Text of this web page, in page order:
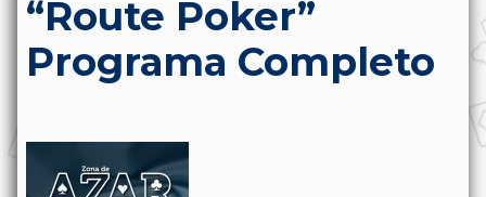
“Route Poker”
Programa Completo